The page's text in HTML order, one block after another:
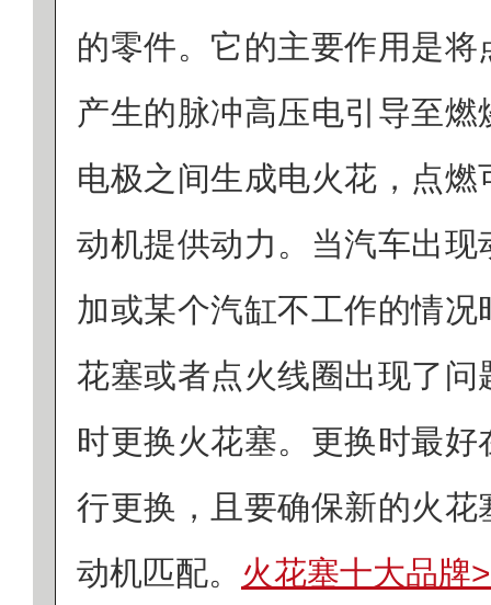
的零件。它的主要作用是
产生的脉冲高压电引导至
电极之间生成电火花，点
动机提供动力。当汽车出现
加或某个汽缸不工作的情
花塞或者点火线圈出现了问
时更换火花塞。更换时最
行更换，且要确保新的火花
动机匹配。 火花塞十大品牌